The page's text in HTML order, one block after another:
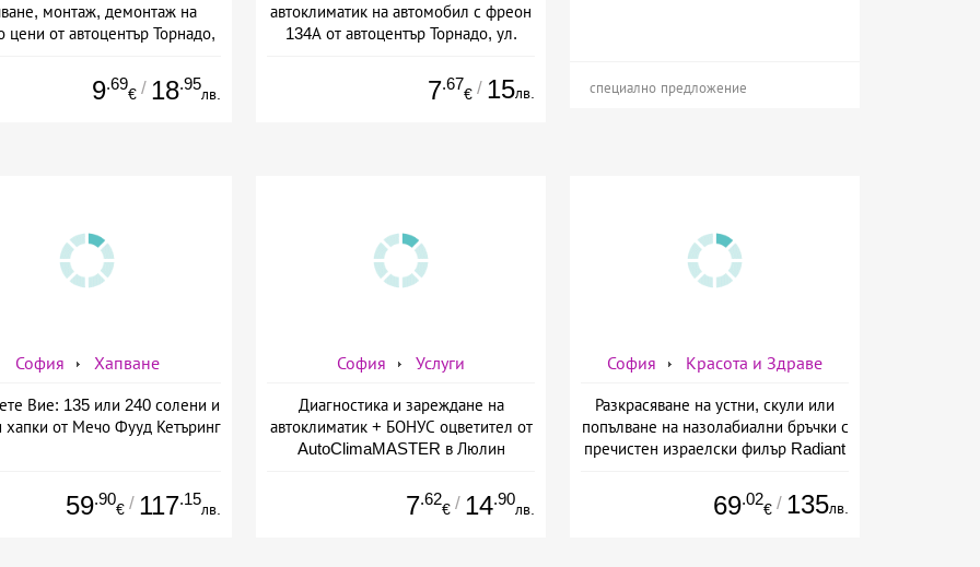
монтаж, демонтаж на
цени от автоцентър Торнадо,
9.69
€ / 18.95
лв.
автоклиматик на автомобил с фреон
134А от автоцентър Торнадо, ул.
7.67
€ / 15лв. специално предложение
София Хапване
Вие: 135 или 240 солени и
хапки от Мечо Фууд Кетъринг
59.90
€ / 117.15
лв.
София Услуги
Диагностика и зареждане на
автоклиматик + БОНУС оцветител от
AutoClimaMASTER в Люлин
7.62
€ / 14.90
лв.
София Красота и Здраве
Разкрасяване на устни, скули или
попълване на назолабиални бръчки с
пречистен израелски филър Radiant
69.02
€ / 135лв.